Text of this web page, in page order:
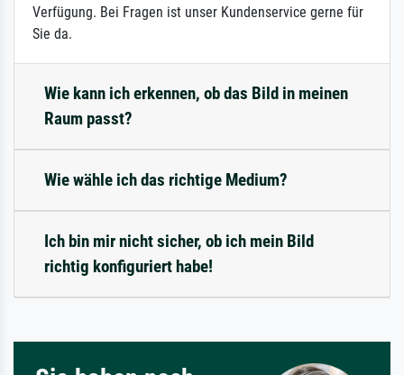
Verfügung. Bei Fragen ist unser Kundenservice gerne für
Sie da.
Wie kann ich erkennen, ob das Bild in meinen
Raum passt?
Wie wähle ich das richtige Medium?
Ich bin mir nicht sicher, ob ich mein Bild
richtig konfiguriert habe!